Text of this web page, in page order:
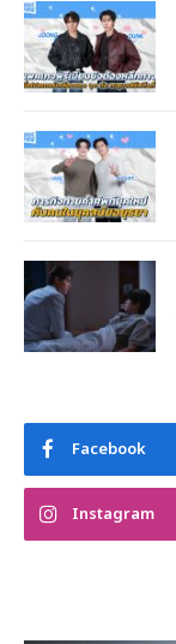
Facebook
Instagram